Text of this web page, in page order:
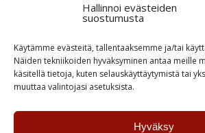
Hallinnoi evästeiden
suostumusta
Käytämme evästeitä, tallentaaksemme ja/tai
Näiden tekniikoiden hyväksyminen antaa meille
käsitellä tietoja, kuten selauskäyttäytymistä tai
muuttaa valintojasi asetuksista.
Hyväksy
Molotow Notebook
”Drivers Log” A5
14,00€
Varastossa
8,40